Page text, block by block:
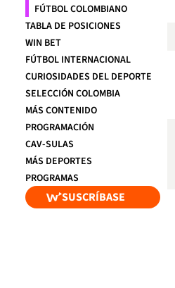
FÚTBOL COLOMBIANO
TABLA DE POSICIONES
WIN BET
FÚTBOL INTERNACIONAL
CURIOSIDADES DEL DEPORTE
SELECCIÓN COLOMBIA
MÁS CONTENIDO
PROGRAMACIÓN
CAV-SULAS
MÁS DEPORTES
PROGRAMAS
SUSCRÍBASE